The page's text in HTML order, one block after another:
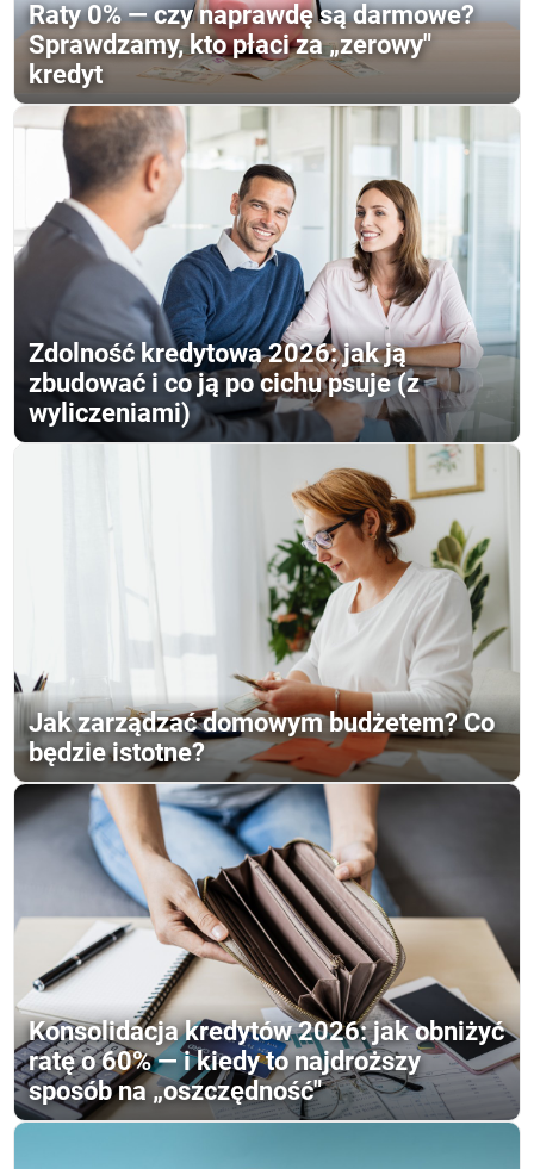
Raty 0% — czy naprawdę są darmowe?
Sprawdzamy, kto płaci za „zerowy"
kredyt
Zdolność kredytowa 2026: jak ją
zbudować i co ją po cichu psuje (z
wyliczeniami)
Jak zarządzać domowym budżetem? Co
będzie istotne?
Konsolidacja kredytów 2026: jak obniżyć
ratę o 60% — i kiedy to najdroższy
sposób na „oszczędność"